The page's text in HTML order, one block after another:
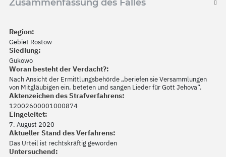
Zusammenfassung des Falles
Region:
Gebiet Rostow
Siedlung:
Gukowo
Woran besteht der Verdacht?:
Nach Ansicht der Ermittlungsbehörde „beriefen sie Versammlungen
von Mitgläubigen ein, beteten und sangen Lieder für Gott Jehova“.
Aktenzeichen des Strafverfahrens:
12002600001000874
Eingeleitet:
7. August 2020
Aktueller Stand des Verfahrens:
Das Urteil ist rechtskräftig geworden
Untersuchend: